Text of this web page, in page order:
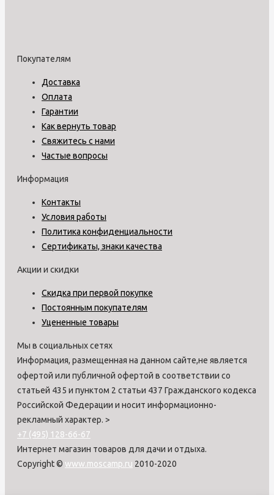
Покупателям
Доставка
Оплата
Гарантии
Как вернуть товар
Свяжитесь с нами
Частые вопросы
Информация
Контакты
Условия работы
Политика конфиденциальности
Сертификаты, знаки качества
Акции и скидки
Скидка при первой покупке
Постоянным покупателям
Уцененные товары
Мы в социальных сетях
Информация, размещенная на данном сайте,не является
офертой или публичной офертой в соответствии со
статьей 435 и пунктом 2 статьи 437 Гражданского кодекса
Российской Федерации и носит информационно-
рекламный характер. >
+7 (495) 128-66-67
Интернет магазин товаров для дачи и отдыха.
Copyright © www.moscamp.ru 2010-2020